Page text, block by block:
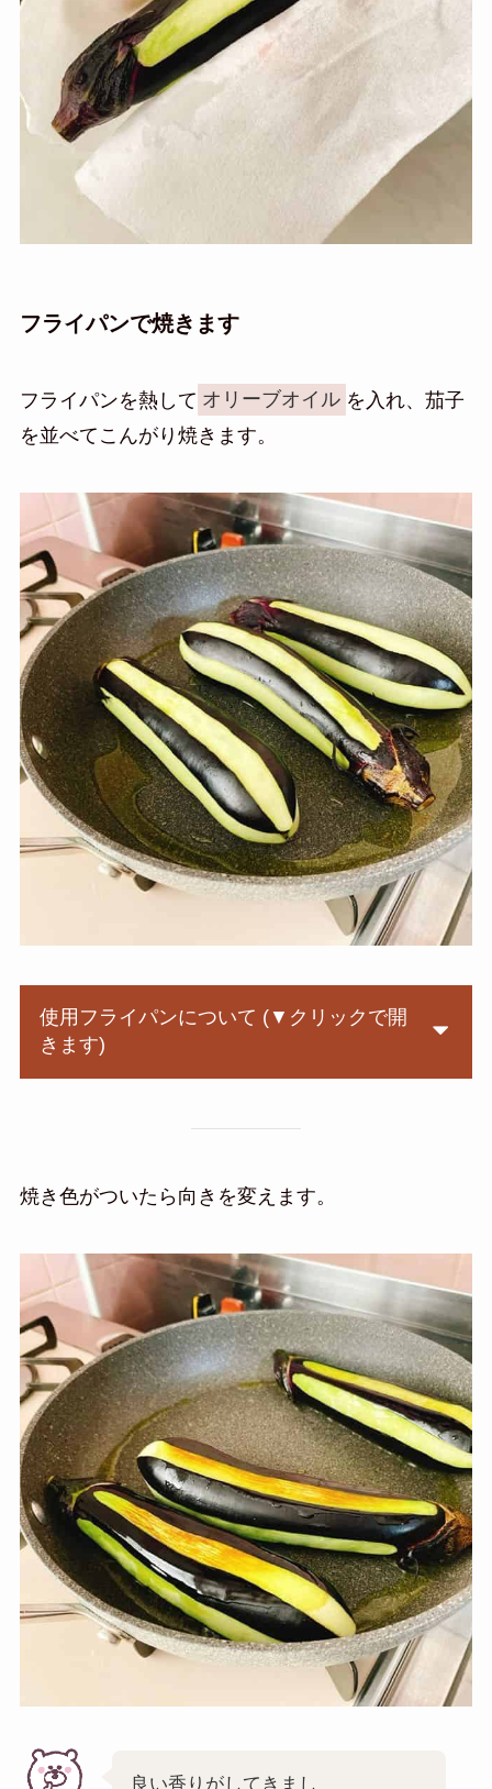
フライパンで焼きます
フライパンを熱して オリーブオイル を入れ、茄子
を並べてこんがり焼きます。
使用フライパンについて (▼クリックで開
きます)
焼き色がついたら向きを変えます。
良い香りがしてきまし